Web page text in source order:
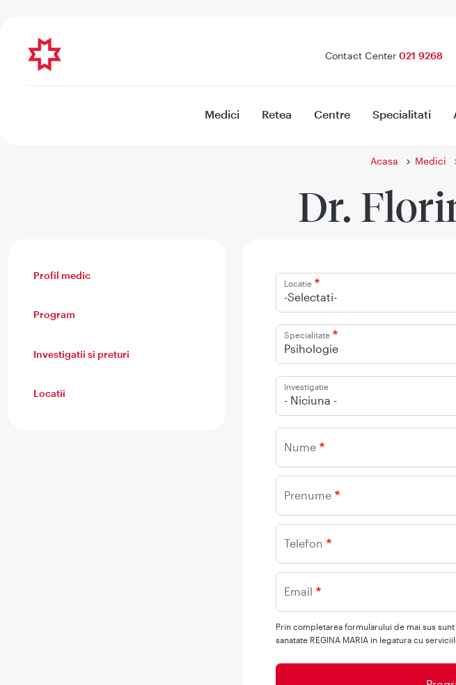
Contact Center 021 9268
Medici Retea Centre Specialitati
Acasa Medici
Dr.
Profil medic
Program
Investigatii si preturi
Locatii
Locatie
-Selectati-
Specialitate
Psihologie
Investigatie
- Niciuna -
Nume
Prenume
Telefon
Email
Prin completarea formularului de mai sus
sanatate REGINA MARIA in legatura cu